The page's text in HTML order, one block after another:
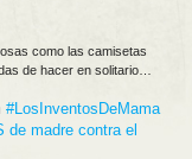
como las camisetas
de hacer en solitario…
#LosInventosDeMama
de madre contra el